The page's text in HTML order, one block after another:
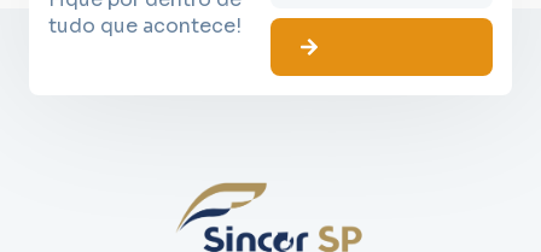
tudo que acontece!